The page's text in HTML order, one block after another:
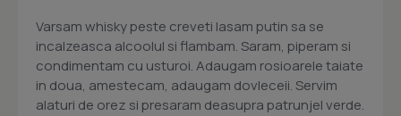
Varsam whisky peste creveti lasam putin sa se
incalzeasca alcoolul si flambam. Saram, piperam si
condimentam cu usturoi. Adaugam rosioarele taiate
in doua, amestecam, adaugam dovleceii. Servim
alaturi de orez si presaram deasupra patrunjel verde.